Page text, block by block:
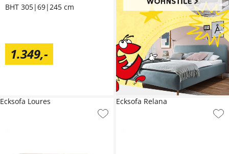
BHT 305|69|245 cm
1.349,-
Ecksofa Loures Ecksofa Relana